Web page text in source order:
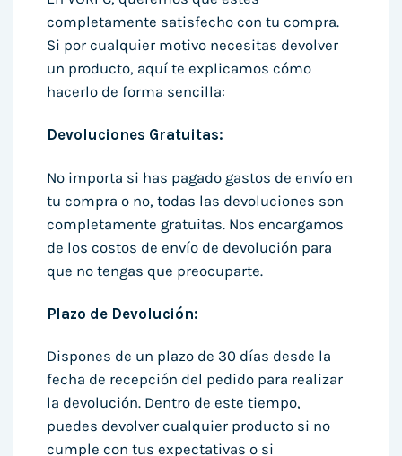
completamente satisfecho con tu compra.
Si por cualquier motivo necesitas devolver
un producto, aquí te explicamos cómo
hacerlo de forma sencilla:
Devoluciones Gratuitas:
No importa si has pagado gastos de envío en
tu compra o no, todas las devoluciones son
completamente gratuitas. Nos encargamos
de los costos de envío de devolución para
que no tengas que preocuparte.
Plazo de Devolución:
Dispones de un plazo de 30 días desde la
fecha de recepción del pedido para realizar
la devolución. Dentro de este tiempo,
puedes devolver cualquier producto si no
cumple con tus expectativas o si